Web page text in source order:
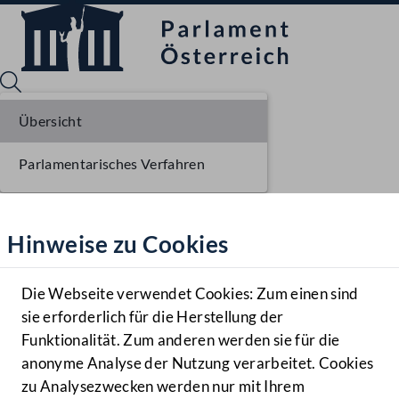
Hilfe
Benutzer
Navigationsmenü öffnen
MENÜ
Hinweise zu Cookies
Die Webseite verwendet Cookies: Zum einen sind
sie erforderlich für die Herstellung der
Funktionalität. Zum anderen werden sie für die
anonyme Analyse der Nutzung verarbeitet. Cookies
zu Analysezwecken werden nur mit Ihrem
Übersicht
Parlamentarisches Verfahren